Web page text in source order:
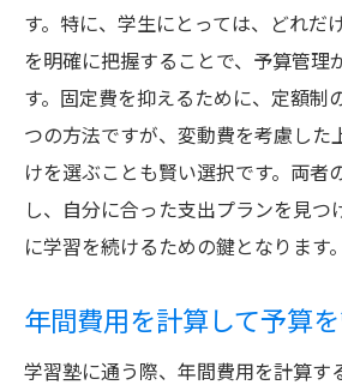
す。特に、学生にとっては、どれだ
を明確に把握することで、予算管理
す。固定費を抑えるために、定額制
つの方法ですが、変動費を考慮した
けを選ぶことも賢い選択です。両者
し、自分に合った支出プランを見つ
に学習を続けるための鍵となります。
年間費用を計算して予算
学習塾に通う際、年間費用を計算す